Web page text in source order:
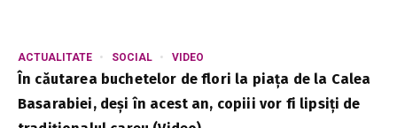
ACTUALITATE SOCIAL VIDEO
În căutarea buchetelor de flori la piața de la Calea
Basarabiei, deși în acest an, copiii vor fi lipsiți de